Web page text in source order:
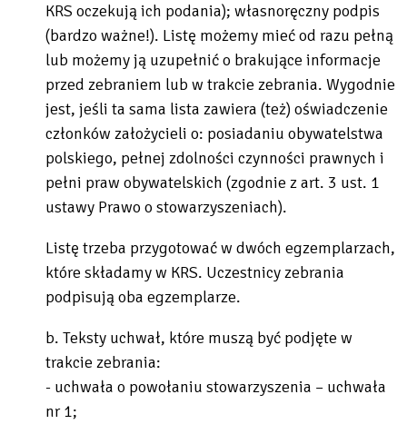
KRS oczekują ich podania); własnoręczny podpis
(bardzo ważne!). Listę możemy mieć od razu pełną
lub możemy ją uzupełnić o brakujące informacje
przed zebraniem lub w trakcie zebrania. Wygodnie
jest, jeśli ta sama lista zawiera (też) oświadczenie
członków założycieli o: posiadaniu obywatelstwa
polskiego, pełnej zdolności czynności prawnych i
pełni praw obywatelskich (zgodnie z art. 3 ust. 1
ustawy Prawo o stowarzyszeniach).
Listę trzeba przygotować w dwóch egzemplarzach,
które składamy w KRS. Uczestnicy zebrania
podpisują oba egzemplarze.
b. Teksty uchwał, które muszą być podjęte w
trakcie zebrania:
- uchwała o powołaniu stowarzyszenia – uchwała
nr 1;